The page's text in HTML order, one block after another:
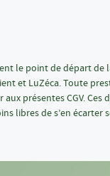
le point de départ de
et LuZéca. Toute
présentes CGV.
libres de s’en écarter